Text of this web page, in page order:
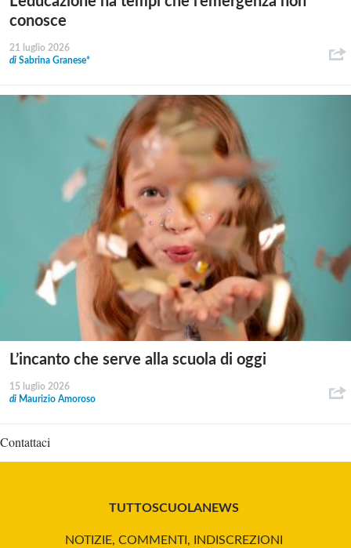
conosce
21 luglio 2026
di Sabrina Granese*
L’incanto che serve alla scuola di oggi
15 luglio 2026
di Maurizio Amoroso
Contattaci
TUTTOSCUOLANEWS
NOTIZIE, COMMENTI, INDISCREZIONI